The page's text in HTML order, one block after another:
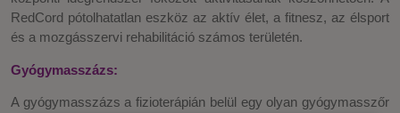
RedCord pótolhatatlan eszköz az aktív élet, a fitnesz, az élsport
és a mozgásszervi rehabilitáció számos területén.
Gyógymasszázs:
A gyógymasszázs a fizioterápián belül egy olyan gyógymasszőr